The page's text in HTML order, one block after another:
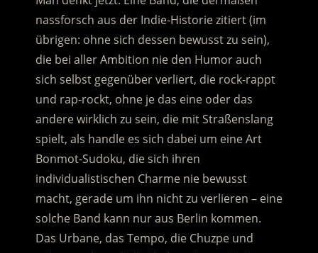
nassforsch aus der Indie-Historie zitiert (im
übrigen: ohne sich dessen bewusst zu sein),
die bei aller Ambition nie den Humor auch
sich selbst gegenüber verliert, die rock-rappt
und rap-rockt, ohne je das eine oder das
andere wirklich zu sein, die mit Straßenslang
spielt, als handle es sich dabei um eine Art
Bonmot-Sudoku, die sich ihren
individualistischen Charme nie bewusst
macht, gerade um ihn nicht zu verlieren – eine
solche Band kann nur aus Berlin kommen.
Das Urbane, das Tempo, die Chuzpe und